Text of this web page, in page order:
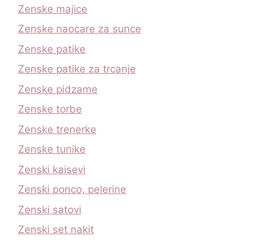
Zenske majice
Zenske naocare za sunce
Zenske patike
Zenske patike za trcanje
Zenske pidzame
Zenske torbe
Zenske trenerke
Zenske tunike
Zenski kaisevi
Zenski ponco, pelerine
Zenski satovi
Zenski set nakit